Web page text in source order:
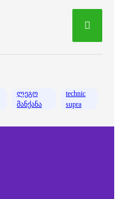
ლეგო
მანქანა
technic
supra